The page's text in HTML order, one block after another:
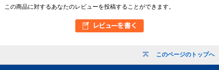
このページのトップへ
この商品に対するあなたのレビューを投稿することができます。